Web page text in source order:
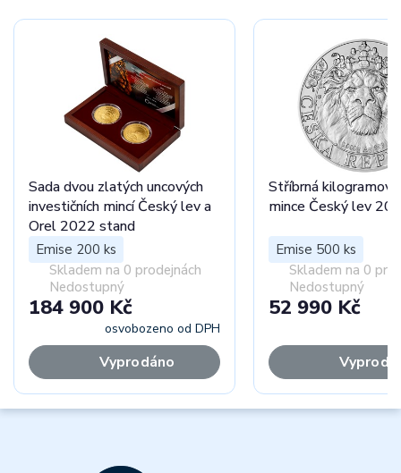
Sada dvou zlatých uncových
investičních mincí Český lev a
Orel 2022 stand
Emise 200 ks
Skladem na 0 prodejnách
Nedostupný
184 900 Kč
osvobozeno od DPH
Vyprodáno
Stříbrná
mince Český lev
Emise 500 ks
Skladem na 0
Nedostupný
52 990 Kč